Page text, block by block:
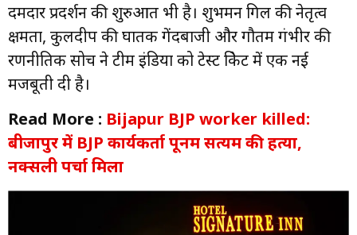
दमदार प्रदर्शन की शुरुआत भी है। शुभमन गिल की नेतृत्व
क्षमता, कुलदीप की घातक गेंदबाजी और गौतम गंभीर की
रणनीतिक सोच ने टीम इंडिया को टेस्ट क्रिकेट में एक नई
मजबूती दी है।
Read More : Bijapur BJP worker killed:
बीजापुर में BJP कार्यकर्ता पूनम सत्यम की हत्या,
नक्सली पर्चा मिला